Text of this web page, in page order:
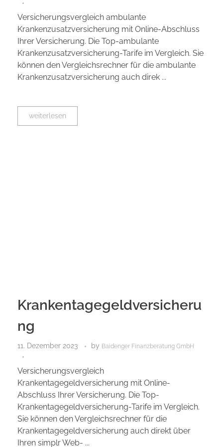
Versicherungsvergleich ambulante
Krankenzusatzversicherung mit Online-Abschluss
Ihrer Versicherung. Die Top-ambulante
Krankenzusatzversicherung-Tarife im Vergleich. Sie
können den Vergleichsrechner für die ambulante
Krankenzusatzversicherung auch direk ...
weiterlesen
Krankentagegeldversicheru
ng
11. Dezember 2023 by Baidenger Finanzberatung GmbH
Versicherungsvergleich
Krankentagegeldversicherung mit Online-
Abschluss Ihrer Versicherung. Die Top-
Krankentagegeldversicherung-Tarife im Vergleich.
Sie können den Vergleichsrechner für die
Krankentagegeldversicherung auch direkt über
Ihren simplr Web- ...